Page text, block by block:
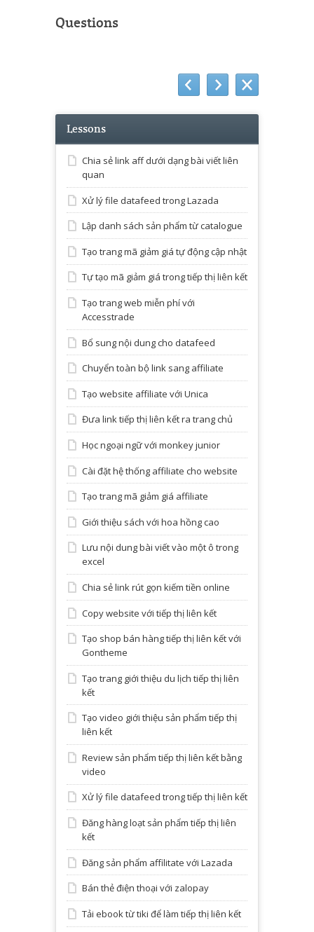
Questions
Lessons
Chia sẻ link aff dưới dạng bài viết liên
quan
Xử lý file datafeed trong Lazada
Lập danh sách sản phẩm từ catalogue
Tạo trang mã giảm giá tự động cập nhật
Tự tạo mã giảm giá trong tiếp thị liên kết
Tạo trang web miễn phí với
Accesstrade
Bổ sung nội dung cho datafeed
Chuyển toàn bộ link sang affiliate
Tạo website affiliate với Unica
Đưa link tiếp thị liên kết ra trang chủ
Học ngoại ngữ với monkey junior
Cài đặt hệ thống affiliate cho website
Tạo trang mã giảm giá affiliate
Giới thiệu sách với hoa hồng cao
Lưu nội dung bài viết vào một ô trong
excel
Chia sẻ link rút gọn kiếm tiền online
Copy website với tiếp thị liên kết
Tạo shop bán hàng tiếp thị liên kết với
Gontheme
Tạo trang giới thiệu du lịch tiếp thị liên
kết
Tạo video giới thiệu sản phẩm tiếp thị
liên kết
Review sản phẩm tiếp thị liên kết bằng
video
Xử lý file datafeed trong tiếp thị liên kết
Đăng hàng loạt sản phẩm tiếp thị liên
kết
Đăng sản phẩm affilitate với Lazada
Bán thẻ điện thoại với zalopay
Tải ebook từ tiki để làm tiếp thị liên kết